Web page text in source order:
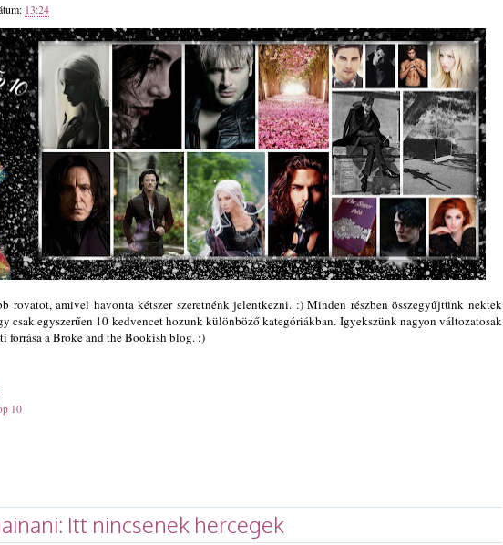
13:24
rovatot, amivel havonta kétszer szeretnénk jelentkezni. :) Minden részben összegyűjtünk nektek
csak egyszerűen 10 kedvencet hozunk különböző kategóriákban. Igyekszünk nagyon változatosak
forrása a Broke and the Bookish blog. :)
10
Itt nincsenek hercegek